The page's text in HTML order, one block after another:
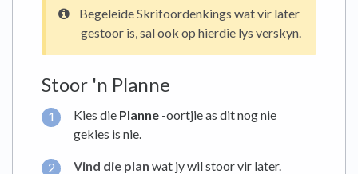
Begeleide Skrifoordenkings wat vir later
gestoor is, sal ook op hierdie lys verskyn.
Stoor 'n Planne
Kies die Planne -oortjie as dit nog nie
gekies is nie.
Vind die plan wat jy wil stoor vir later.